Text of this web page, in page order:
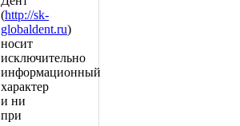
(http://sk-
globaldent.ru)
носит
исключительно
информационный
характер
и ни
при